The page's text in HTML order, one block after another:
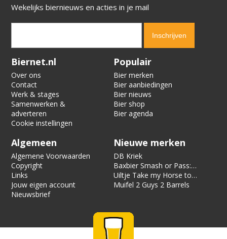
Wekelijks biernieuws en acties in je mail
Verification code:
Biernet.nl
Over ons
Contact
Werk & stages
Samenwerken &
adverteren
Cookie instellingen
Populair
Bier merken
Bier aanbiedingen
Bier nieuws
Bier shop
Bier agenda
Algemeen
Algemene Voorwaarden
Copyright
Links
Jouw eigen account
Nieuwsbrief
Nieuwe merken
DB Kriek
Baxbier Smash or Pass:
Strata
Uiltje Take my Horse to
the Hotel Room
Muifel 2 Guys 2 Barrels